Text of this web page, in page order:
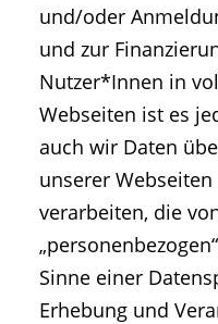
und/oder
und zur
Nutzer*Innen in
Webseiten ist es
auch wir Daten
unserer
verarbeiten, die
Sinne einer
Erhebung und